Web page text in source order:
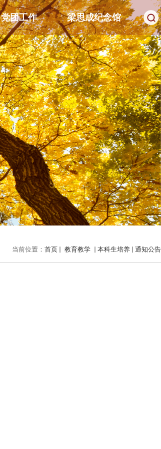
党团工作 梁思成纪念馆
当前位置： 首页 教育教学 本科生培养 通知公告